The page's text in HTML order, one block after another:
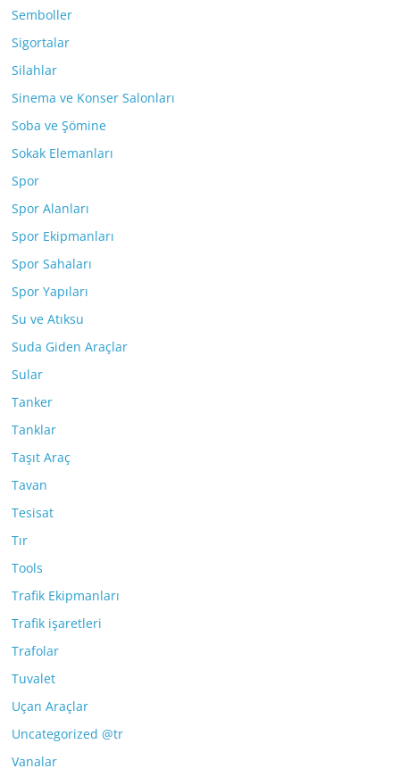
Semboller
Sigortalar
Silahlar
Sinema ve Konser Salonları
Soba ve Şömine
Sokak Elemanları
Spor
Spor Alanları
Spor Ekipmanları
Spor Sahaları
Spor Yapıları
Su ve Atıksu
Suda Giden Araçlar
Sular
Tanker
Tanklar
Taşıt Araç
Tavan
Tesisat
Tır
Tools
Trafik Ekipmanları
Trafik işaretleri
Trafolar
Tuvalet
Uçan Araçlar
Uncategorized @tr
Vanalar